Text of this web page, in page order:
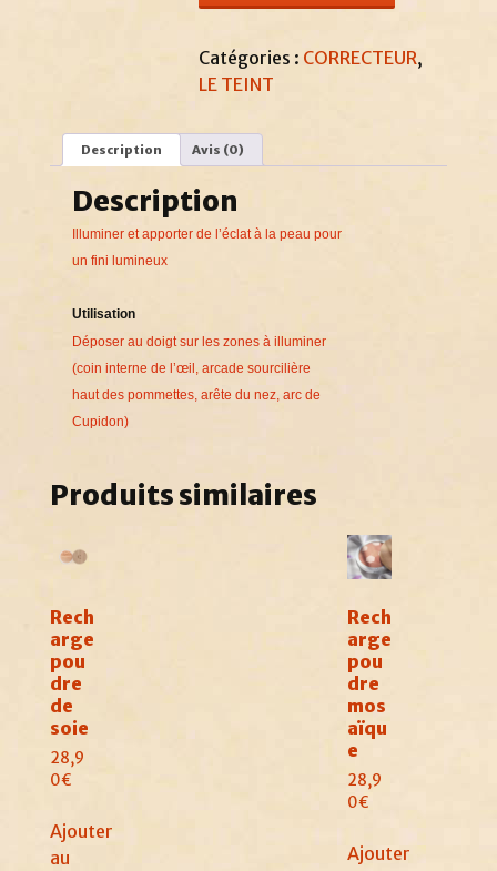
magique
Catégories : CORRECTEUR,
LE TEINT
Description Avis (0)
Description
Illuminer et apporter de l’éclat à la peau pour
un fini lumineux
Utilisation
Déposer au doigt sur les zones à illuminer
(coin interne de l’œil, arcade sourcilière
haut des pommettes, arête du nez, arc de
Cupidon)
Produits similaires
Rech
arge
pou
dre
de
soie
28,9
0€
Ajouter
au
Rech
arge
pou
dre
mos
aïqu
e
28,9
0€
Ajouter